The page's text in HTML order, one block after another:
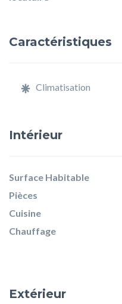
Caractéristiques
Climatisation
Intérieur
Surface Habitable
Pièces
Cuisine
Chauffage
Extérieur